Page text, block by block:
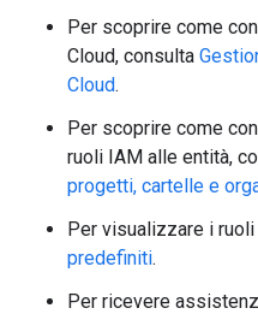
Per scoprire come
Cloud, consulta
Cloud.
Per scoprire come
ruoli IAM alle entità,
progetti, cartelle e
Per visualizzare i
predefiniti.
Per ricevere